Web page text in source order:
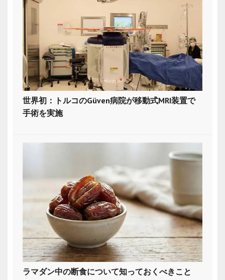
世界初：トルコのGüven病院が移動式MRI装置で
手術を実施
ラマダン中の断食について知っておくべきこと